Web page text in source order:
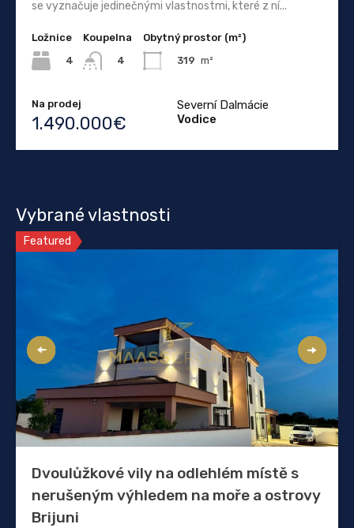
se vyznačuje jedinečnými vlastnostmi, které z ní...
Ložnice
4
Koupelna
4
Obytný prostor (m²)
319 m²
Na prodej
1.490.000€
Severní Dalmácie
Vodice
Vybrané vlastnosti
Featured
Dvoulůžkové vily na odlehlém místě s
nerušeným výhledem na moře a ostrovy
Brijuni